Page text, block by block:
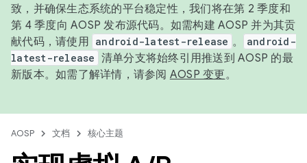
致，并确保生态系统的平台稳定性，我们将在第 2 季度和
第 4 季度向 AOSP 发布源代码。如需构建 AOSP 并为其贡
献代码，请使用 android-latest-release 。
android-
latest-release 清单分支将始终引用推送到 AOSP 的最
新版本。如需了解详情，请参阅 AOSP 变更。
AOSP 文档 核心主题